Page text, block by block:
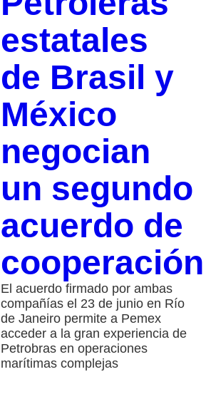
estatales
de Brasil y
México
negocian
un segundo
acuerdo de
cooperación
El acuerdo firmado por ambas
compañías el 23 de junio en Río
de Janeiro permite a Pemex
acceder a la gran experiencia de
Petrobras en operaciones
marítimas complejas